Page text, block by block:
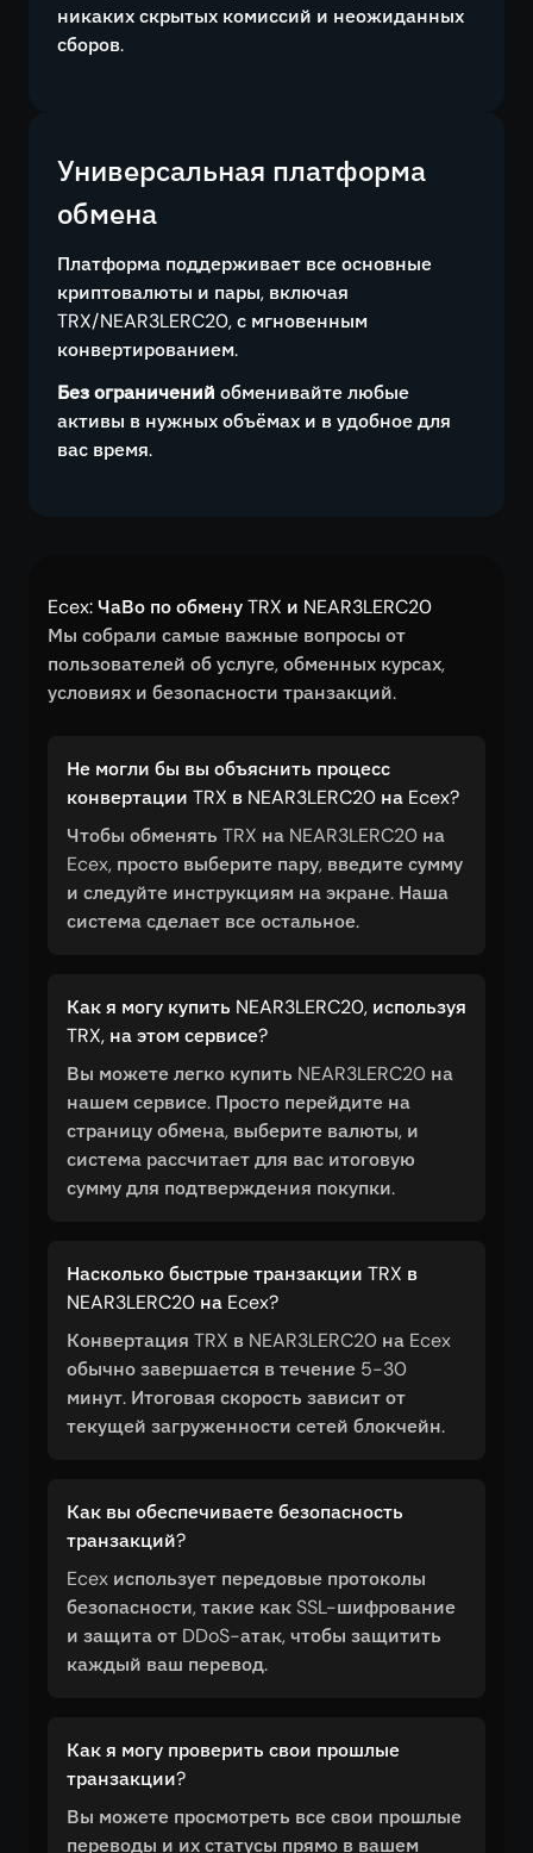
никаких скрытых комиссий и неожиданных
сборов.
Универсальная платформа
обмена
Платформа поддерживает все основные
криптовалюты и пары, включая
TRX/NEAR3LERC20, с мгновенным
конвертированием.
Без ограничений обменивайте любые
активы в нужных объёмах и в удобное для
вас время.
Ecex: ЧаВо по обмену TRX и NEAR3LERC20
Мы собрали самые важные вопросы от
пользователей об услуге, обменных курсах,
условиях и безопасности транзакций.
Не могли бы вы объяснить процесс
конвертации TRX в NEAR3LERC20 на Ecex?
Чтобы обменять TRX на NEAR3LERC20 на
Ecex, просто выберите пару, введите сумму
и следуйте инструкциям на экране. Наша
система сделает все остальное.
Как я могу купить NEAR3LERC20, используя
TRX, на этом сервисе?
Вы можете легко купить NEAR3LERC20 на
нашем сервисе. Просто перейдите на
страницу обмена, выберите валюты, и
система рассчитает для вас итоговую
сумму для подтверждения покупки.
Насколько быстрые транзакции TRX в
NEAR3LERC20 на Ecex?
Конвертация TRX в NEAR3LERC20 на Ecex
обычно завершается в течение 5-30
минут. Итоговая скорость зависит от
текущей загруженности сетей блокчейн.
Как вы обеспечиваете безопасность
транзакций?
Ecex использует передовые протоколы
безопасности, такие как SSL-шифрование
и защита от DDoS-атак, чтобы защитить
каждый ваш перевод.
Как я могу проверить свои прошлые
транзакции?
Вы можете просмотреть все свои прошлые
переводы и их статусы прямо в вашем